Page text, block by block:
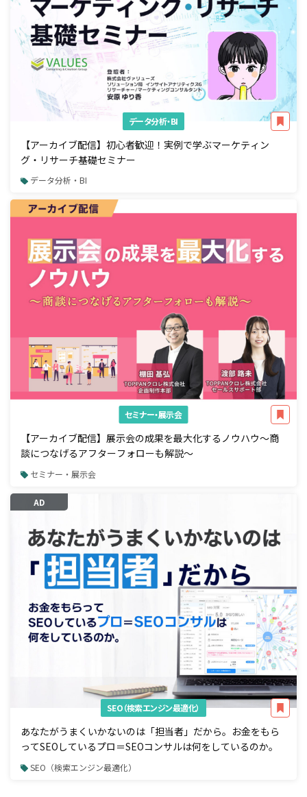
データ分析・BI
【アーカイブ配信】初心者歓迎！実例で学ぶマーケティン
グ・リサーチ基礎セミナー
データ分析・BI
セミナー・展示会
【アーカイブ配信】展示会の成果を最大化するノウハウ～商
談につなげるアフターフォローも解説～
セミナー・展示会
AD
SEO（検索エンジン最適化）
あなたがうまくいかないのは「担当者」だから。お金をもら
ってSEOしているプロ＝SEOコンサルは何をしているのか。
SEO（検索エンジン最適化）